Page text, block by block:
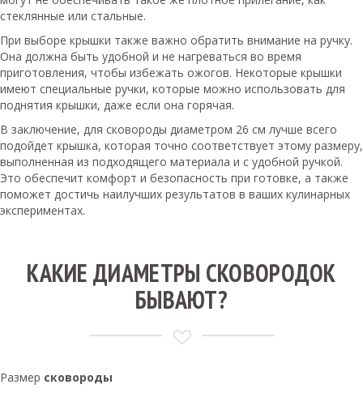
стеклянные или стальные.
При выборе крышки также важно обратить внимание на ручку.
Она должна быть удобной и не нагреваться во время
приготовления, чтобы избежать ожогов. Некоторые крышки
имеют специальные ручки, которые можно использовать для
поднятия крышки, даже если она горячая.
В заключение, для сковороды диаметром 26 см лучше всего
подойдет крышка, которая точно соответствует этому размеру,
выполненная из подходящего материала и с удобной ручкой.
Это обеспечит комфорт и безопасность при готовке, а также
поможет достичь наилучших результатов в ваших кулинарных
экспериментах.
КАКИЕ ДИАМЕТРЫ СКОВОРОДОК
БЫВАЮТ?
Размер сковороды